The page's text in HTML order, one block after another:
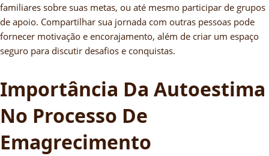
familiares sobre suas metas, ou até mesmo participar de grupos
de apoio. Compartilhar sua jornada com outras pessoas pode
fornecer motivação e encorajamento, além de criar um espaço
seguro para discutir desafios e conquistas.
Importância Da Autoestima
No Processo De
Emagrecimento